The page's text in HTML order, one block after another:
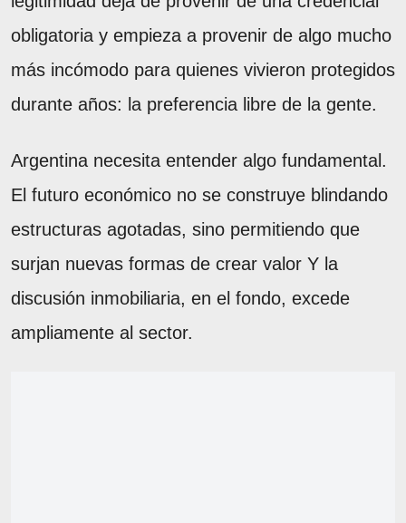
obligatoria y empieza a provenir de algo mucho
más incómodo para quienes vivieron protegidos
durante años: la preferencia libre de la gente.
Argentina necesita entender algo fundamental.
El futuro económico no se construye blindando
estructuras agotadas, sino permitiendo que
surjan nuevas formas de crear valor Y la
discusión inmobiliaria, en el fondo, excede
ampliamente al sector.